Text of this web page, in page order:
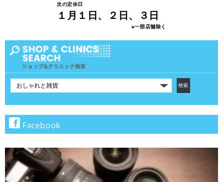
次の定休日
１月１日、２日、３日
※一部店舗除く
テ
で
検
索
Facebook